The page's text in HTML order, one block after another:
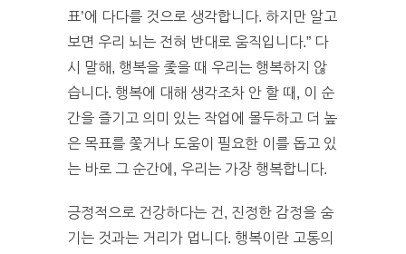
표’에 다다를 것으로 생각합니다. 하지만 알고
보면 우리 뇌는 전혀 반대로 움직입니다.” 다
시 말해, 행복을 좇을 때 우리는 행복하지 않
습니다. 행복에 대해 생각조차 안 할 때, 이 순
간을 즐기고 의미 있는 작업에 몰두하고 더 높
은 목표를 쫓거나 도움이 필요한 이를 돕고 있
는 바로 그 순간에, 우리는 가장 행복합니다.
긍정적으로 건강하다는 건, 진정한 감정을 숨
기는 것과는 거리가 멉니다. 행복이란 고통의